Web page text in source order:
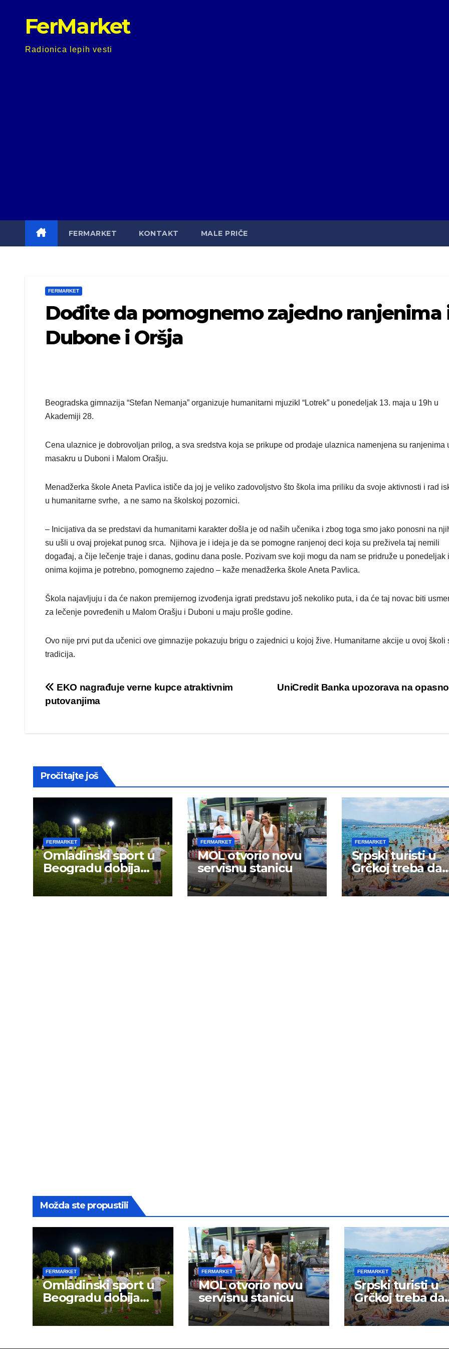
FerMarket
Radionica lepih vesti
FERMARKET KONTAKT MALE PRIČE
FERMARKET
Dođite da pomognemo zajedno ranjenima
Dubone i Oršja
Beogradska gimnazija “Stefan Nemanja” organizuje humanitarni mjuzikl “Lotrek” u ponedeljak 13. maja u 19h u
Akademiji 28.
Cena ulaznice je dobrovoljan prilog, a sva sredstva koja se prikupe od prodaje ulaznica namenjena su ranjenima
masakru u Duboni i Malom Orašju.
Menadžerka škole Aneta Pavlica ističe da joj je veliko zadovoljstvo što škola ima priliku da svoje aktivnosti i rad
u humanitarne svrhe, a ne samo na školskoj pozornici.
– Inicijativa da se predstavi da humanitarni karakter došla je od naših učenika i zbog toga smo jako ponosni na
su ušli u ovaj projekat punog srca. Njihova je i ideja je da se pomogne ranjenoj deci koja su preživela taj nemili
događaj, a čije lečenje traje i danas, godinu dana posle. Pozivam sve koji mogu da nam se pridruže u ponedeljak
onima kojima je potrebno, pomognemo zajedno – kaže menadžerka škole Aneta Pavlica.
Škola najavljuju i da će nakon premijernog izvođenja igrati predstavu još nekoliko puta, i da će taj novac biti
za lečenje povređenih u Malom Orašju i Duboni u maju prošle godine.
Ovo nije prvi put da učenici ove gimnazije pokazuju brigu o zajednici u kojoj žive. Humanitarne akcije u ovoj školi
tradicija.
Post
navigation
UniCredit Banka upozorava na
EKO nagrađuje verne kupce atraktivnim
putovanjima
Pročitajte još
FERMARKET
Omladinski sport u
Beogradu dobija
novu energiju:
FERMARKET
MOL otvorio novu
servisnu stanicu
FERMARKET
Srpski turisti u
Grčkoj treba da
budu na oprezu
širom
ali i
Možda ste propustili
FERMARKET
Omladinski sport u
Beogradu dobija
novu energiju:
FERMARKET
MOL otvorio novu
servisnu stanicu
FERMARKET
Srpski turisti u
Grčkoj treba da
budu na oprezu